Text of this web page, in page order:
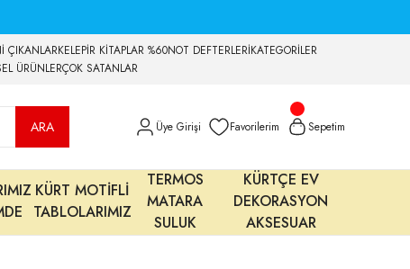
ÇIKANLARKELEPİR KİTAPLAR %60NOT DEFTERLERİKATEGORİLER
ÜRÜNLERÇOK SATANLAR
ARA Üye Girişi Favorilerim Sepetim
KÜRT MOTİFLİ
TABLOLARIMIZ
TERMOS
MATARA
SULUK
KÜRTÇE EV
DEKORASYON
AKSESUAR